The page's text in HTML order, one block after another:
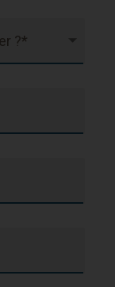
?*